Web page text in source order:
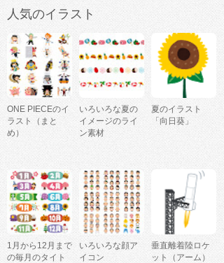
人気のイラスト
ONE PIECEのイ
ラスト（まと
め）
いろいろな夏の
イメージのライ
ン素材
夏のイラスト
「向日葵」
1月から12月まで
の毎月のタイト
いろいろな顔ア
イコン
垂直離着陸ロケ
ット（アーム）